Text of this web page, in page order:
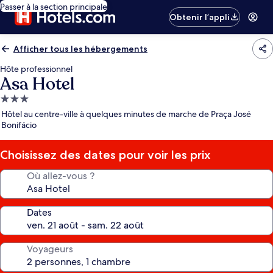
Passer à la section principale
Obtenir l’appli
Afficher tous les hébergements
Hôte professionnel
Asa Hotel
Hébergement
3.0 étoiles
Hôtel au centre-ville à quelques minutes de marche de Praça José
Bonifácio
Choisissez des dates pour voir les prix
Où allez-vous ?
Dates
Voyageurs